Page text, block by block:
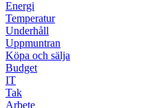
Energi
Temperatur
Underhåll
Uppmuntran
Köpa och sälja
Budget
IT
Tak
Arbete